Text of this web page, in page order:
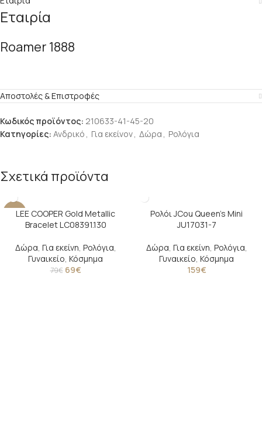
Εταιρία
Roamer 1888
Αποστολές & Επιστροφές
Κωδικός προϊόντος: 210633-41-45-20
Κατηγορίες: Ανδρικό , Για εκείνον, Δώρα , Ρολόγια
Σχετικά προϊόντα
-13%LEE COOPER Gold Metallic
Bracelet LC08391.130
Δώρα, Για εκείνη, Ρολόγια,
Γυναικείο, Κόσμημα
79€ 69€
Ρολόι JCou Queen’s Mini
JU17031-7
Δώρα, Για εκείνη, Ρολόγια,
Γυναικείο, Κόσμημα
159€